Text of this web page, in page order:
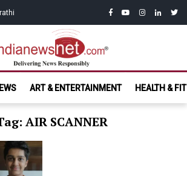
facebook
youtubeinstagram
linkedin
India News
Net.com
ART & ENTERTAINMENT HEALTH &
AIR SCANNER